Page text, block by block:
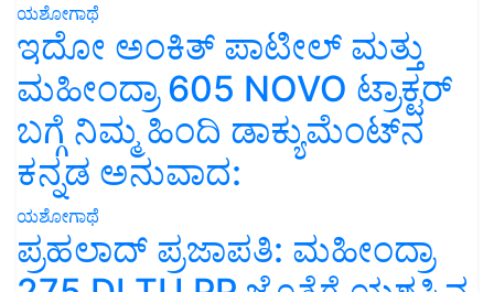
ಯಶೋಗಾಥೆ
ಇದೋ ಅಂಕಿತ್ ಪಾಟೀಲ್ ಮತ್ತು
ಮಹೀಂದ್ರಾ 605 NOVO ಟ್ರಾಕ್ಟರ್
ಬಗ್ಗೆ ನಿಮ್ಮ ಹಿಂದಿ ಡಾಕ್ಯುಮೆಂಟ್‌ನ
ಕನ್ನಡ ಅನುವಾದ:
ಯಶೋಗಾಥೆ
ಪ್ರಹಲಾದ್ ಪ್ರಜಾಪತಿ: ಮಹೀಂದ್ರಾ